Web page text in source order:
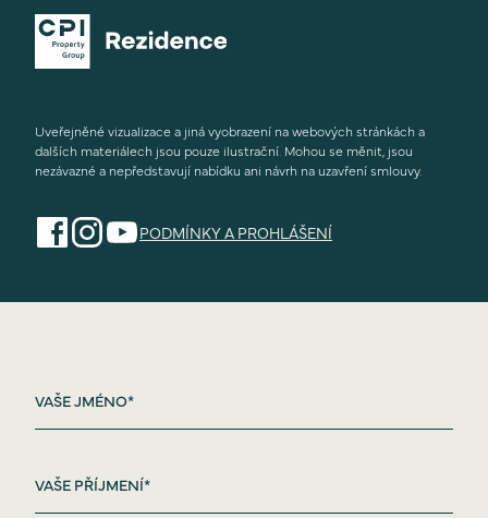
Uveřejněné vizualizace a jiná vyobrazení na webových stránkách a
dalších materiálech jsou pouze ilustrační. Mohou se měnit, jsou
nezávazné a nepředstavují nabídku ani návrh na uzavření smlouvy.
PODMÍNKY A PROHLÁŠENÍ